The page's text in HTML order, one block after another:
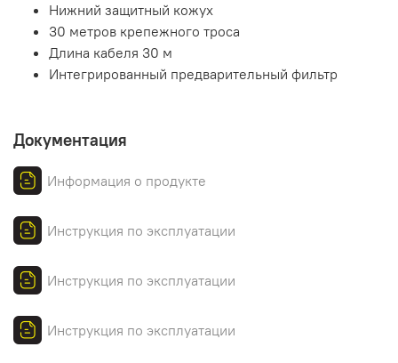
Нижний защитный кожух
30 метров крепежного троса
Длина кабеля 30 м
Интегрированный предварительный фильтр
Документация
Информация о продукте
Инструкция по эксплуатации
Инструкция по эксплуатации
Инструкция по эксплуатации